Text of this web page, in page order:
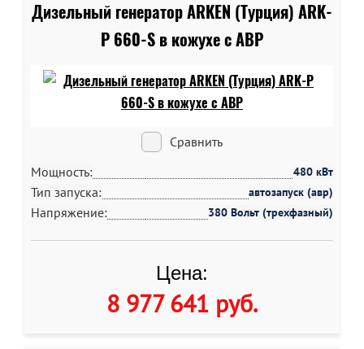
Дизельный генератор ARKEN (Турция) ARK-
P 660-S в кожухе c АВР
Сравнить
Мощность:
480 кВт
Тип запуска: автозапуск (авр)
Напряжение: 380 Вольт (трехфазный)
Цена:
8 977 641 руб.